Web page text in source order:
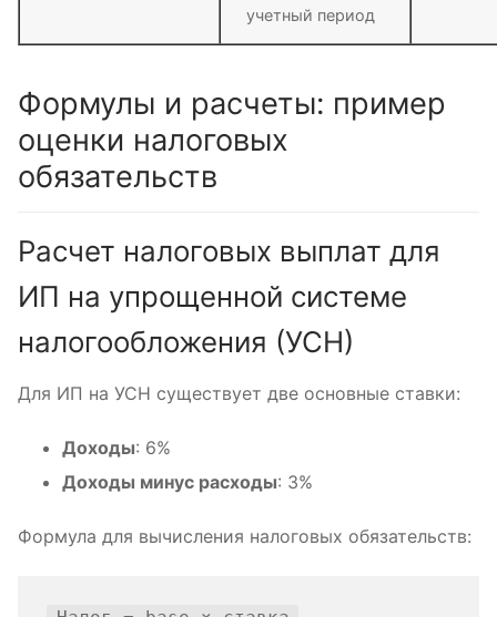
учетный период
Формулы и расчеты: пример
оценки налоговых
обязательств
Расчет налоговых выплат для
ИП на упрощенной системе
налогообложения (УСН)
Для ИП на УСН существует две основные ставки:
Доходы: 6%
Доходы минус расходы: 3%
Формула для вычисления налоговых обязательств: